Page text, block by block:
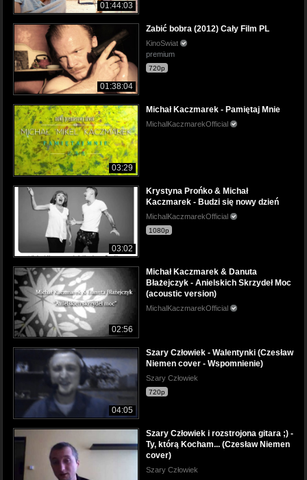
01:44:03
01:38:04
Zabić bobra (2012) Cały Film PL
KinoSwiat
premium
720p
03:29
Michał Kaczmarek - Pamiętaj Mnie
MichalKaczmarekOfficial
03:02
Krystyna Prońko & Michał
Kaczmarek - Budzi się nowy dzień
MichalKaczmarekOfficial
1080p
02:56
Michał Kaczmarek & Danuta
Błażejczyk - Anielskich Skrzydeł Moc
(acoustic version)
MichalKaczmarekOfficial
04:05
Szary Człowiek - Walentynki (Czesław
Niemen cover - Wspomnienie)
Szary Człowiek
720p
Szary Człowiek i rozstrojona gitara ;) -
Ty, którą Kocham... (Czesław Niemen
cover)
Szary Człowiek